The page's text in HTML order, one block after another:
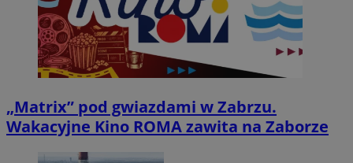
„Matrix” pod gwiazdami w Zabrzu.
Wakacyjne Kino ROMA zawita na Zaborze